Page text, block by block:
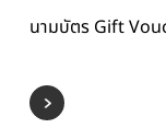
นามบัตร Gift